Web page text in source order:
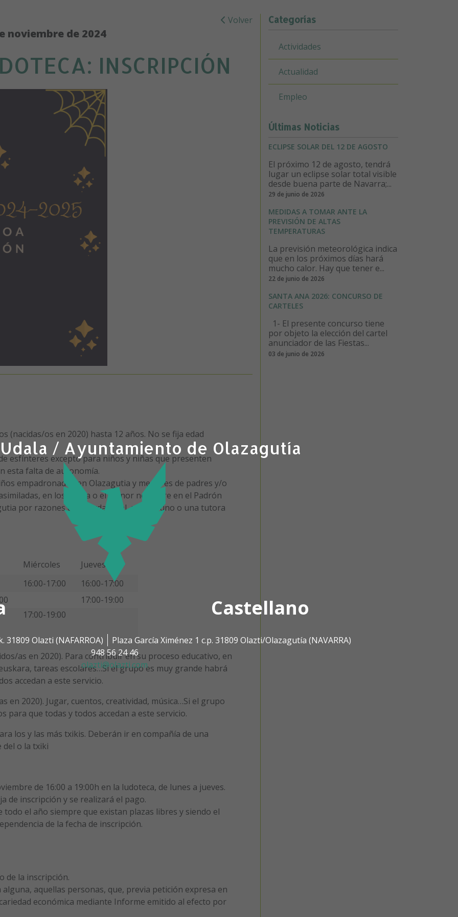
/ Ayuntamiento de Olazagutía
Castellano
Olazti (NAFARROA)
Plaza García Ximénez 1 c.p. 31809 Olazti/Olazagutía (NAVARRA)
948 56 24 46
olazti@olazti.com
Volver
noviembre de 2024
INSCRIPCIÓN
(nacidas/os en 2020) hasta 12 años. No se fija edad
esfínteres excepto para niños y niñas que presenten
esta falta de autonomía.
empadronados en Olazagutia y menores de padres y/o
en los que la o el menor no figure en el Padrón
por razones de guarda legal, pero si uno o una tutora
Miércoles
Jueves
16:00-17:00
16:00-17:00
17:00-19:00
17:00-19:00
as en 2020). Para contribuir en su proceso educativo, en
tareas escolares…Si el grupo es muy grande habrá
accedan a este servicio.
en 2020). Jugar, cuentos, creatividad, música…Si el grupo
para que todas y todos accedan a este servicio.
los y las más txikis. Deberán ir en compañía de una
del o la txiki
de 16:00 a 19:00h en la ludoteca, de lunes a jueves.
de inscripción y se realizará el pago.
el año siempre que existan plazas libres y siendo el
de la fecha de inscripción.
de la inscripción.
aquellas personas, que, previa petición expresa en
económica mediante Informe emitido al efecto por
Categorías
Actividades
Actualidad
Empleo
Últimas Noticias
ECLIPSE SOLAR DEL 12 DE AGOSTO
El próximo 12 de agosto, tendrá
lugar un eclipse solar total visible
desde buena parte de Navarra;...
29 de junio de 2026
MEDIDAS A TOMAR ANTE LA
PREVISIÓN DE ALTAS
TEMPERATURAS
La previsión meteorológica indica
que en los próximos días hará
mucho calor. Hay que tener e...
22 de junio de 2026
SANTA ANA 2026: CONCURSO DE
CARTELES
1- El presente concurso tiene
por objeto la elección del cartel
anunciador de las Fiestas...
03 de junio de 2026